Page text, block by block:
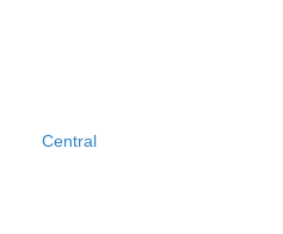
Central